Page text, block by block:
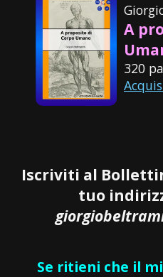
A
320
Iscriviti al
tuo
Se ritieni che il